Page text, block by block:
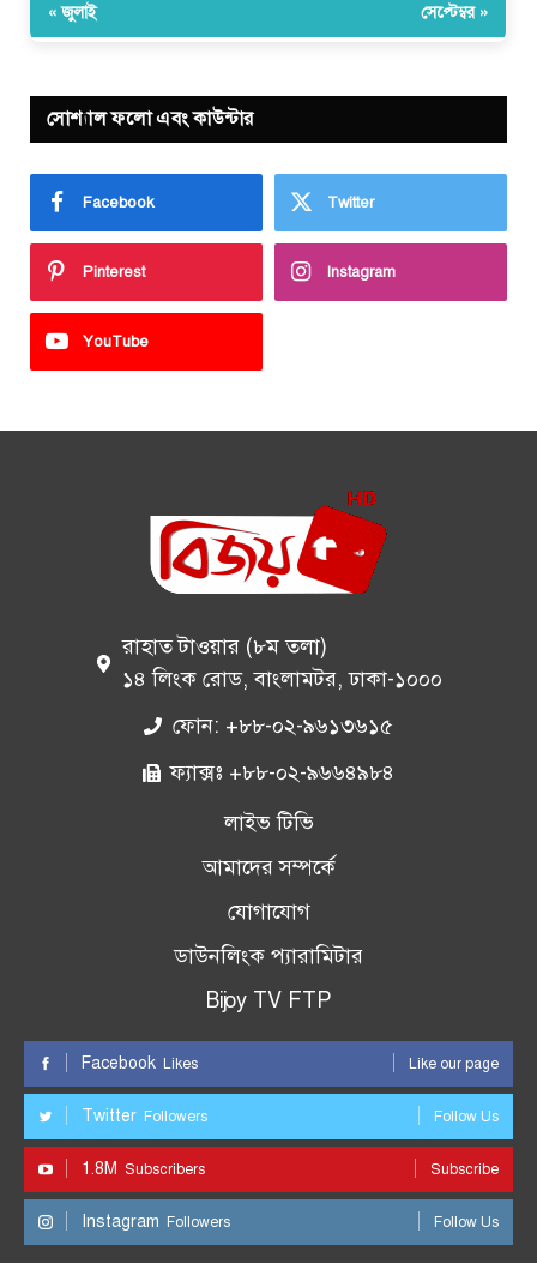
« জুলাই সেপ্টেম্বর »
সোশ্যাল ফলো এবং কাউন্টার
Facebook Twitter
Pinterest Instagram
YouTube
রাহাত টাওয়ার (৮ম তলা)
১৪ লিংক রোড, বাংলামটর, ঢাকা-১০০০
ফোন: +৮৮-০২-৯৬১৩৬১৫
ফ্যাক্সঃ +৮৮-০২-৯৬৬৪৯৮৪
লাইভ টিভি
আমাদের সম্পর্কে
যোগাযোগ
ডাউনলিংক প্যারামিটার
Bijoy TV FTP
Facebook Likes Like our page
Twitter Followers Follow Us
1.8M Subscribers Subscribe
Instagram Followers Follow Us